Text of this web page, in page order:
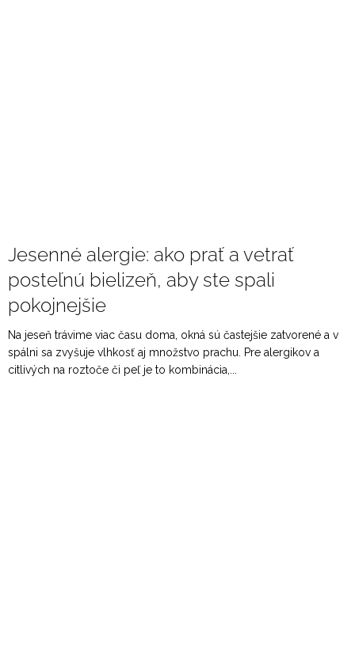
Jesenné alergie: ako prať a vetrať
posteľnú bielizeň, aby ste spali
pokojnejšie
Na jeseň trávime viac času doma, okná sú častejšie zatvorené a v
spálni sa zvyšuje vlhkosť aj množstvo prachu. Pre alergikov a
citlivých na roztoče či peľ je to kombinácia,...